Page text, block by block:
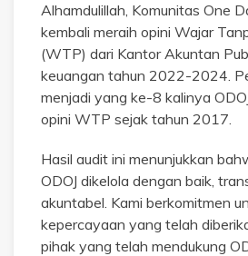
Alhamdulillah, Komunitas One
kembali meraih opini Wajar
(WTP) dari Kantor Akuntan
keuangan tahun 2022-2024.
menjadi yang ke-8 kalinya
opini WTP sejak tahun 2017.
Hasil audit ini menunjukkan
ODOJ dikelola dengan baik,
akuntabel. Kami berkomitmen
kepercayaan yang telah
pihak yang telah mendukung